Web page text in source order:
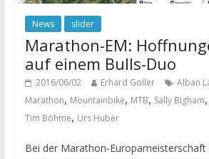
News slider
Marathon-EM:
auf einem Bulls-Duo
2016/06/02 Erhard Goller Alban
Marathon, Mountainbike, MTB, Sally Bigham,
Tim Böhme, Urs Huber
Bei der Marathon-